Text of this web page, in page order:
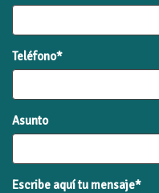
Teléfono*
Asunto
Escribe aquí tu mensaje*